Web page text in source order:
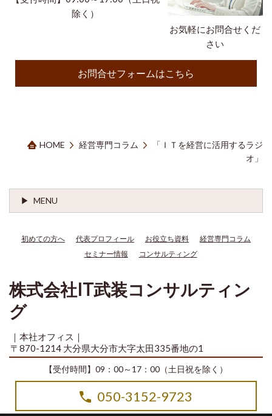
お気軽にお問合せくだ
さい
除く）
お問合せフォームはこちら
HOME 経営専門コラム
「ＩＴを経営に活用するラジ
オ」
MENU
初めての方へ 代表プロフィール お役立ち資料
経営専門コラム
セミナー情報
コンサルティング
株式会社IT武装コンサルティン
グ
｜本社オフィス｜
〒870-1214 大分県大分市大字太田335番地の1
【受付時間】09：00～17：00（土日祝を除く）
050-3152-9723